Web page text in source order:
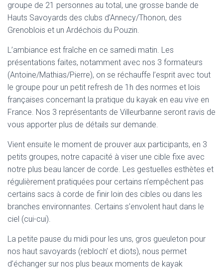
groupe de 21 personnes au total, une grosse bande de
Hauts Savoyards des clubs d’Annecy/Thonon, des
Grenoblois et un Ardéchois du Pouzin.
L’ambiance est fraîche en ce samedi matin. Les
présentations faites, notamment avec nos 3 formateurs
(Antoine/Mathias/Pierre), on se réchauffe l’esprit avec tout
le groupe pour un petit refresh de 1h des normes et lois
françaises concernant la pratique du kayak en eau vive en
France. Nos 3 représentants de Villeurbanne seront ravis de
vous apporter plus de détails sur demande.
Vient ensuite le moment de prouver aux participants, en 3
petits groupes, notre capacité à viser une cible fixe avec
notre plus beau lancer de corde. Les gestuelles esthètes et
régulièrement pratiquées pour certains n’empêchent pas
certains sacs à corde de finir loin des cibles ou dans les
branches environnantes. Certains s’envolent haut dans le
ciel (cui-cui).
La petite pause du midi pour les uns, gros gueuleton pour
nos haut savoyards (rebloch’ et diots), nous permet
d’échanger sur nos plus beaux moments de kayak